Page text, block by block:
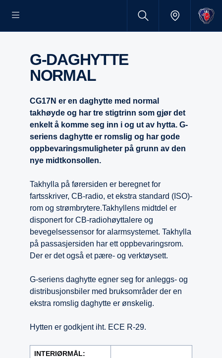
G-DAGHYTTE
NORMAL
CG17N er en daghytte med normal
takhøyde og har tre stigtrinn som gjør det
enkelt å komme seg inn i og ut av hytta. G-
seriens daghytte er romslig og har gode
oppbevaringsmuligheter på grunn av den
nye midtkonsollen.
Takhylla på førersiden er beregnet for
fartsskriver, CB-radio, et ekstra standard (ISO)-
rom og strømbrytere.Takhyllens midtdel er
disponert for CB-radiohøyttalere og
bevegelsessensor for alarmsystemet. Takhylla
på passasjersiden har ett oppbevaringsrom.
Der er det også et pære- og verktøysett.
G-seriens daghytte egner seg for anleggs- og
distribusjonsbiler med bruksområder der en
ekstra romslig daghytte er ønskelig.
Hytten er godkjent iht. ECE R-29.
INTERIØRMÅL: